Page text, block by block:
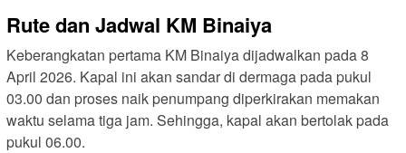
Rute dan Jadwal KM Binaiya
Keberangkatan pertama KM Binaiya dijadwalkan pada 8
April 2026. Kapal ini akan sandar di dermaga pada pukul
03.00 dan proses naik penumpang diperkirakan memakan
waktu selama tiga jam. Sehingga, kapal akan bertolak pada
pukul 06.00.